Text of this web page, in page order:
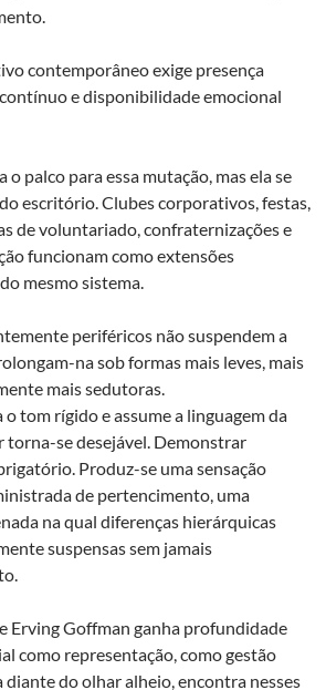
contemporâneo exige presença
e disponibilidade emocional
palco para essa mutação, mas ela se
escritório. Clubes corporativos, festas,
de voluntariado, confraternizações e
funcionam como extensões
mesmo sistema.
periféricos não suspendem a
na sob formas mais leves, mais
mais sedutoras.
tom rígido e assume a linguagem da
torna-se desejável. Demonstrar
Produz-se uma sensação
de pertencimento, uma
na qual diferenças hierárquicas
suspensas sem jamais
Erving Goffman ganha profundidade
como representação, como gestão
diante do olhar alheio, encontra nesses